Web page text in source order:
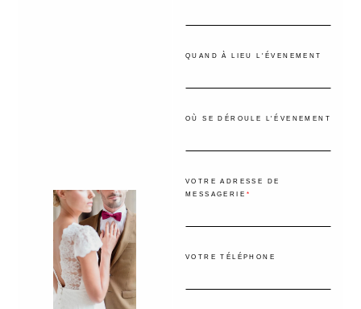
QUAND À LIEU L'ÉVENEMENT
OÙ SE DÉROULE L'ÉVENEMENT
VOTRE ADRESSE DE
MESSAGERIE
VOTRE TÉLÉPHONE